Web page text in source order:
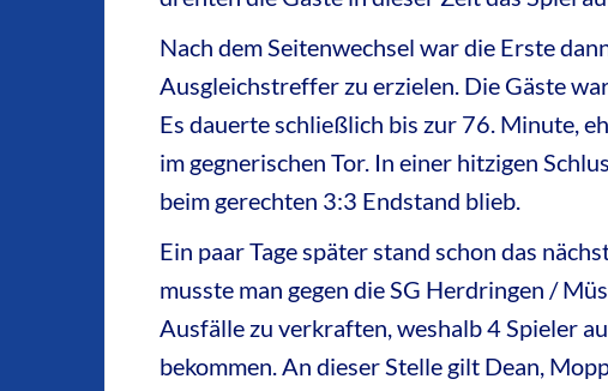
Nach dem Seitenwechsel war die Erste
Ausgleichstreffer zu erzielen. Die Gäste
Es dauerte schließlich bis zur 76. Minute,
im gegnerischen Tor. In einer hitzigen
beim gerechten 3:3 Endstand blieb.
Ein paar Tage später stand schon das
musste man gegen die SG Herdringen /
Ausfälle zu verkraften, weshalb 4 Spieler
bekommen. An dieser Stelle gilt Dean,